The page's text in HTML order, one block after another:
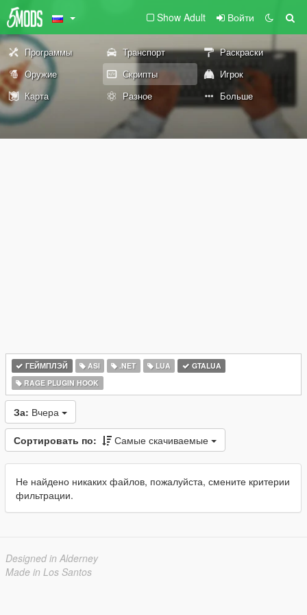
Show Adult Войти
Программы Транспорт
Раскраски
Оружие
Скрипты
Игрок
Карта
Разное Больше
ГЕЙМПЛЭЙ ASI .NET LUA
GTALUA
RAGE PLUGIN HOOK
За: Вчера
Сортировать по: Самые скачиваемые
Не найдено никаких файлов, пожалуйста, смените критерии
фильтрации.
Designed in Alderney
Made in Los Santos